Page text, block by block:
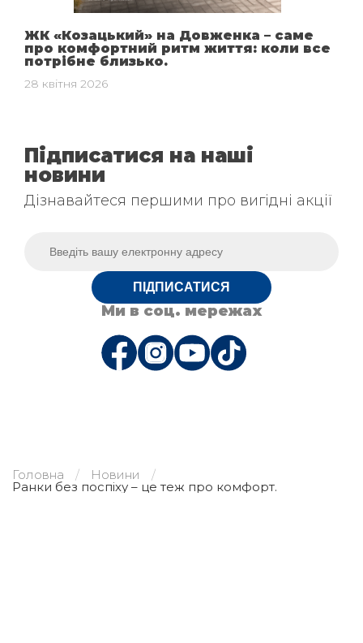
ЖК «Козацький» на Довженка – саме
про комфортний ритм життя: коли все
потрібне близько.
28 квітня 2026
Підписатися на наші
новини
Дізнавайтеся першими про вигідні акції
ПІДПИСАТИСЯ
Ми в соц. мережах
Головна Новини
Ранки без поспіху – це теж про комфорт.